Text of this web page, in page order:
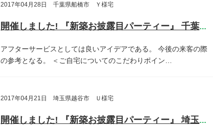
2017年04月28日 千葉県船橋市 Ｙ様宅
開催しました! 『新築お披露目パーティー』 千葉県船橋市 Y様宅
アフターサービスとしては良いアイデアである。
今後の来客の際
の参考となる。
＜ご自宅についてのこだわりポイン…
2017年04月21日 埼玉県越谷市 Ｕ様宅
開催しました! 『新築お披露目パーティー』 埼玉県越谷市 U様宅